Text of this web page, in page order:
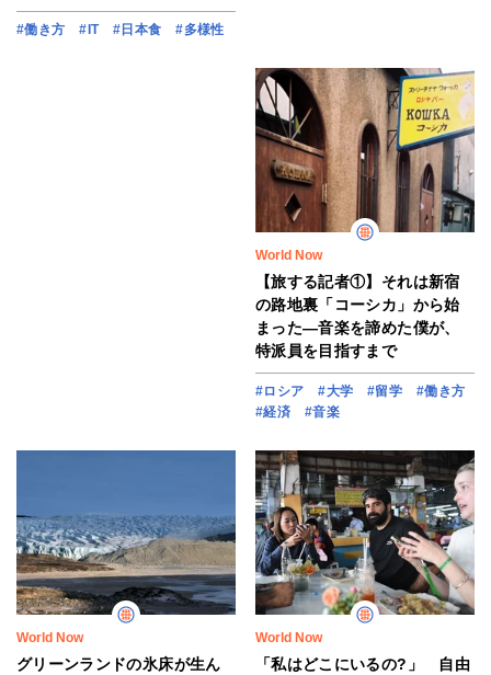
#働き方 #IT #日本食 #多様性
World Now
【旅する記者①】それは新宿
の路地裏「コーシカ」から始
まった―音楽を諦めた僕が、
特派員を目指すまで
#ロシア #大学 #留学
#働き方
#経済
#音楽
World Now
グリーンランドの氷床が生ん
World Now
「私はどこにいるの?」 自由